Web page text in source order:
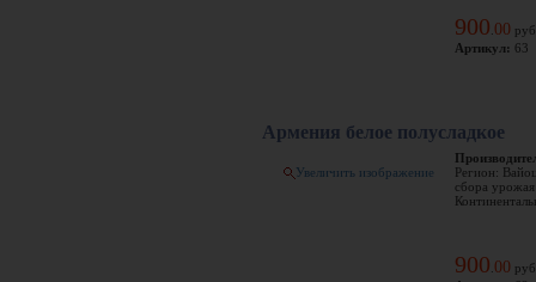
900 00
Артикул: 63
Армения белое полусладкое
Увеличить изображение
Регион:
сбора
900 00